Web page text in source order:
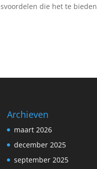
die het te bieden
Archieven
maart 2026
december 2025
september 2025